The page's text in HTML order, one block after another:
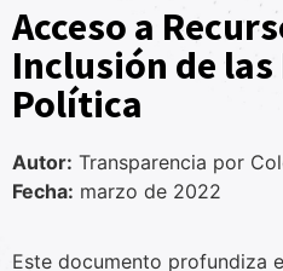
Acceso a
Inclusión de
Política
Autor: Transparencia por
Fecha: marzo de 2022
Este documento profundiza